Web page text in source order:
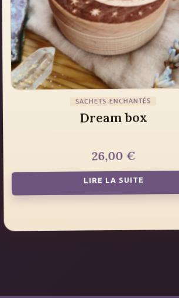
SACHETS ENCHANTÉS
Dream box
26,00€
LIRE LA SUITE